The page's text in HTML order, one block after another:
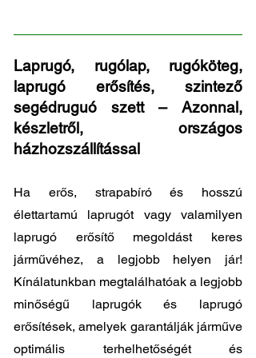
Laprugó, rugólap, rugóköteg,
laprugó erősítés, szintező
segédruguó szett – Azonnal,
készletről, országos
házhozszállítással
Ha erős, strapabíró és hosszú
élettartamú laprugót vagy valamilyen
laprugó erősítő megoldást keres
járművéhez, a legjobb helyen jár!
Kínálatunkban megtalálhatóak a legjobb
minőségű laprugók és laprugó
erősítések, amelyek garantálják járműve
optimális terhelhetőségét és